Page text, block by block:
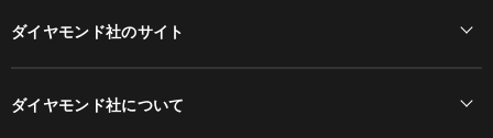
ダイヤモンド社のサイト
ダイヤモンド社について